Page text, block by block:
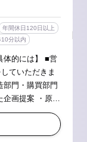
年間休日120日以上
分以内
ていただきま
部門・購買部門
募集背